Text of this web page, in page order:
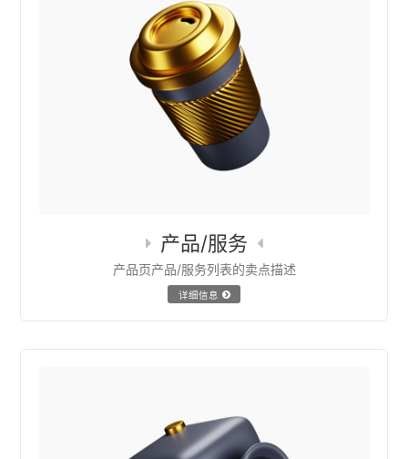
产品/服务
产品页产品/服务列表的卖点描述
详细信息